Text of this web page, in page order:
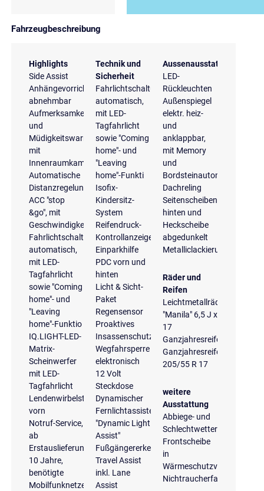
Fahrzeugbeschreibung
Highlights
Side Assist
Anhängevorrichtung
abnehmbar
Aufmerksamkeits-
und
Müdigkeitswarnung
mit
Innenraumkamera
Automatische
Distanzregelung
ACC "stop
&go", mit
Geschwindigkeitsbegrenzer
Fahrlichtschaltung
automatisch,
mit LED-
Tagfahrlicht
sowie "Coming
home"- und
"Leaving
home"-Funktio
IQ.LIGHT-LED-
Matrix-
Scheinwerfer
mit LED-
Tagfahrlicht
Lendenwirbelstützen
vorn
Notruf-Service,
ab
Erstauslieferung
10 Jahre,
benötigte
Mobilfunknetze
Technik und
Sicherheit
Fahrlichtschaltung
automatisch,
mit LED-
Tagfahrlicht
sowie "Coming
home"- und
"Leaving
home"-Funkti
Isofix-
Kindersitz-
System
Reifendruck-
Kontrollanzeige
Einparkhilfe
PDC vorn und
hinten
Licht & Sicht-
Paket
Regensensor
Proaktives
Insassenschutzsystem
Wegfahrsperre
elektronisch
12 Volt
Steckdose
Dynamischer
Fernlichtassistent
"Dynamic Light
Assist"
Fußgängererkennung
Travel Assist
inkl. Lane
Assist
Aussenausstattung
LED-
Rückleuchten
Außenspiegel
elektr. heiz-
und
anklappbar,
mit Memory
und
Bordsteinautomatik
Dachreling
Seitenscheiben
hinten und
Heckscheibe
abgedunkelt
Metalliclackierung
Räder und
Reifen
Leichtmetallräder
"Manila" 6,5 J x
17
Ganzjahresreifen
Ganzjahresreifen
205/55 R 17
weitere
Ausstattung
Abbiege- und
Schlechtwetterlicht
Frontscheibe
in
Wärmeschutzverglasung
Nichtraucherfahrzeug